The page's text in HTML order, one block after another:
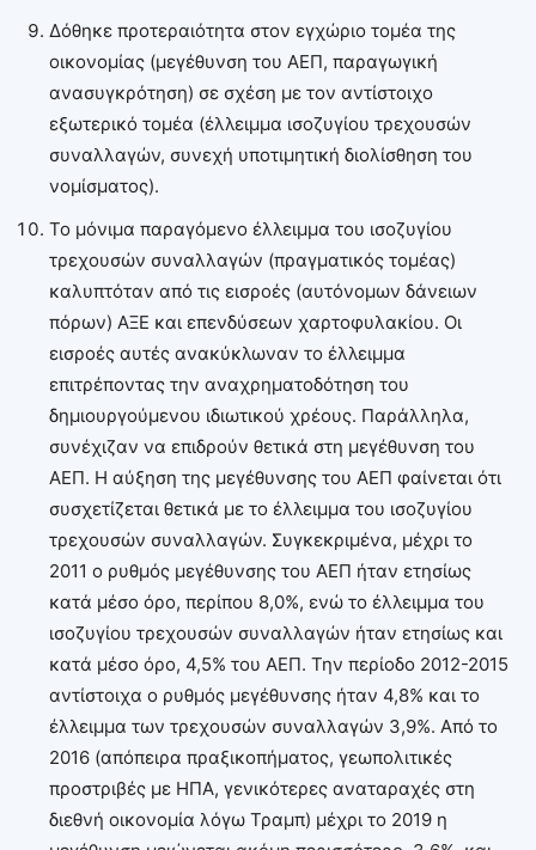
Δόθηκε προτεραιότητα στον εγχώριο τομέα της
οικονομίας (μεγέθυνση του ΑΕΠ, παραγωγική
ανασυγκρότηση) σε σχέση με τον αντίστοιχο
εξωτερικό τομέα (έλλειμμα ισοζυγίου τρεχουσών
συναλλαγών, συνεχή υποτιμητική διολίσθηση του
νομίσματος).
Το μόνιμα παραγόμενο έλλειμμα του ισοζυγίου
τρεχουσών συναλλαγών (πραγματικός τομέας)
καλυπτόταν από τις εισροές (αυτόνομων δάνειων
πόρων) ΑΞΕ και επενδύσεων χαρτοφυλακίου. Οι
εισροές αυτές ανακύκλωναν το έλλειμμα
επιτρέποντας την αναχρηματοδότηση του
δημιουργούμενου ιδιωτικού χρέους. Παράλληλα,
συνέχιζαν να επιδρούν θετικά στη μεγέθυνση του
ΑΕΠ. Η αύξηση της μεγέθυνσης του ΑΕΠ φαίνεται ότι
συσχετίζεται θετικά με το έλλειμμα του ισοζυγίου
τρεχουσών συναλλαγών. Συγκεκριμένα, μέχρι το
2011 ο ρυθμός μεγέθυνσης του ΑΕΠ ήταν ετησίως
κατά μέσο όρο, περίπου 8,0%, ενώ το έλλειμμα του
ισοζυγίου τρεχουσών συναλλαγών ήταν ετησίως και
κατά μέσο όρο, 4,5% του ΑΕΠ. Την περίοδο 2012-2015
αντίστοιχα ο ρυθμός μεγέθυνσης ήταν 4,8% και το
έλλειμμα των τρεχουσών συναλλαγών 3,9%. Από το
2016 (απόπειρα πραξικοπήματος, γεωπολιτικές
προστριβές με ΗΠΑ, γενικότερες αναταραχές στη
διεθνή οικονομία λόγω Τραμπ) μέχρι το 2019 η